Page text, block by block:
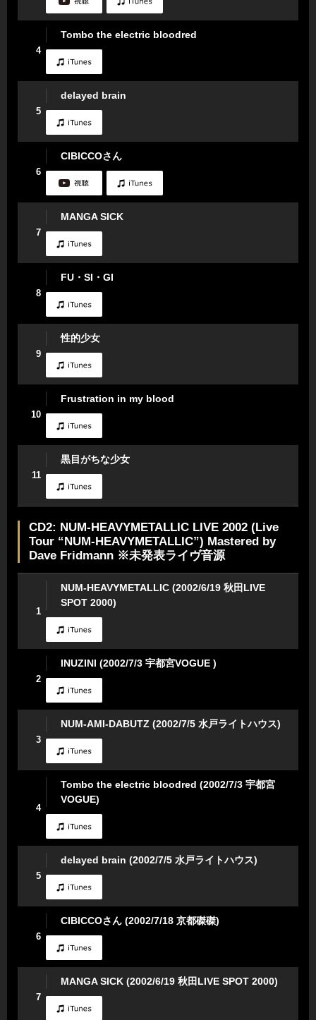
4
Tombo the electric bloodred
5
delayed brain
6
CIBICCOさん
7
MANGA SICK
8
FU・SI・GI
9
性的少女
10
Frustration in my blood
11
黒目がちな少女
CD2: NUM-HEAVYMETALLIC LIVE 2002 (Live
Tour “NUM-HEAVYMETALLIC”) Mastered by
Dave Fridmann ※未発表ライヴ音源
1
NUM-HEAVYMETALLIC (2002/6/19 秋田LIVE
SPOT 2000)
2
INUZINI (2002/7/3 宇都宮VOGUE )
3
NUM-AMI-DABUTZ (2002/7/5 水戸ライトハウス)
4
Tombo the electric bloodred (2002/7/3 宇都宮
VOGUE)
5
delayed brain (2002/7/5 水戸ライトハウス)
6
CIBICCOさん (2002/7/18 京都磔磔)
7
MANGA SICK (2002/6/19 秋田LIVE SPOT 2000)